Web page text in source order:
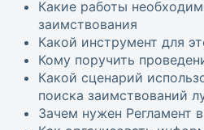
Какие работы
заимствования
Какой инструмент для
Кому поручить
Какой сценарий
поиска заимствований
Зачем нужен Регламент